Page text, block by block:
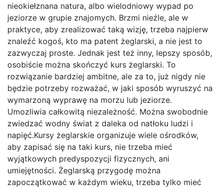
nieokiełznana natura, albo wielodniowy wypad po
jeziorze w grupie znajomych. Brzmi nieźle, ale w
praktyce, aby zrealizować taką wizję, trzeba najpierw
znaleźć kogoś, kto ma patent żeglarski, a nie jest to
zazwyczaj proste. Jednak jest też inny, lepszy sposób,
osobiście można skończyć kurs żeglarski. To
rozwiązanie bardziej ambitne, ale za to, już nigdy nie
będzie potrzeby rozważać, w jaki sposób wyruszyć na
wymarzoną wyprawę na morzu lub jeziorze.
Umozliwia całkowitą niezależność. Można swobodnie
zwiedzać wodny świat z daleka od natłoku ludzi i
napięć.Kursy żeglarskie organizuje wiele ośrodków,
aby zapisać się na taki kurs, nie trzeba mieć
wyjątkowych predyspozycji fizycznych, ani
umiejętności. Żeglarską przygodę można
zapoczątkować w każdym wieku, trzeba tylko mieć